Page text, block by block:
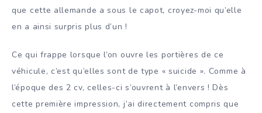
que cette allemande a sous le capot, croyez-moi qu’elle
en a ainsi surpris plus d’un !
Ce qui frappe lorsque l’on ouvre les portières de ce
véhicule, c’est qu’elles sont de type « suicide ». Comme à
l’époque des 2 cv, celles-ci s’ouvrent à l’envers ! Dès
cette première impression, j’ai directement compris que